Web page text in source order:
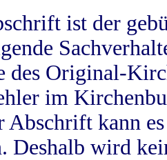
ist der
des Original-
im
Abschrift kann
Deshalb wird